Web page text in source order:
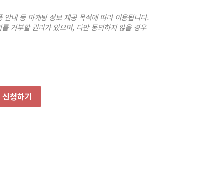
내 등 마케팅 정보 제공 목적에 따라 이용됩니다.
거부할 권리가 있으며, 다만 동의하지 않을 경우
청하기